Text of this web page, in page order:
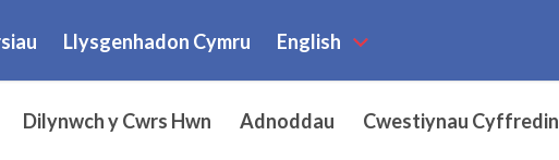
Llysgenhadon Cymru English
Dilynwch y Cwrs Hwn Adnoddau Cwestiynau Cyffredin